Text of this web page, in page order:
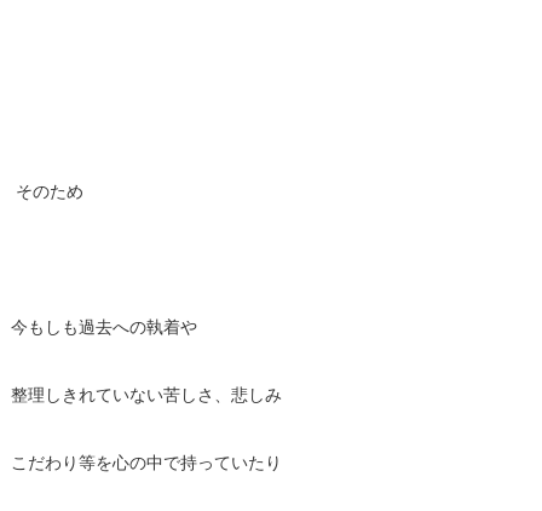
そのため
今もしも過去への執着や
整理しきれていない苦しさ、悲しみ
こだわり等を心の中で持っていたり